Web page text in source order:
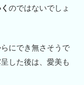
のではないでしょ
にでき無さそうで
した後は、愛美も